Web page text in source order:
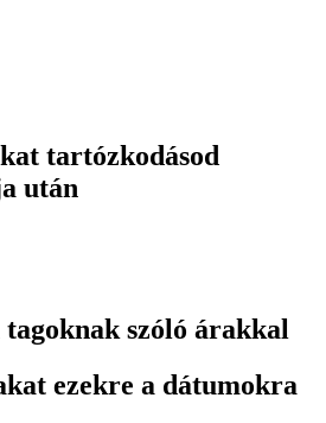
tartózkodásod
után
szóló árakkal
ezekre a dátumokra